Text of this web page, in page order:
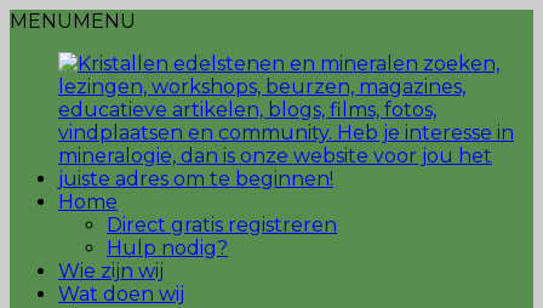
MENUMENU
Home
Direct gratis registreren
Hulp nodig?
Wie zijn wij
Wat doen wij